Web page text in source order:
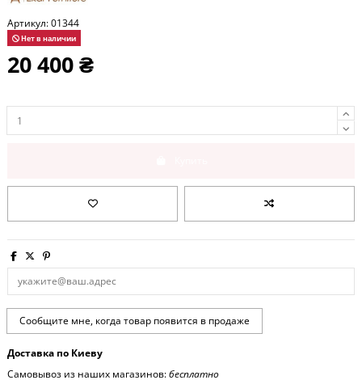
Артикул:01344
Нет в наличии
20 400 ₴
Доставка по Киеву
Самовывоз из наших магазинов:бесплатно